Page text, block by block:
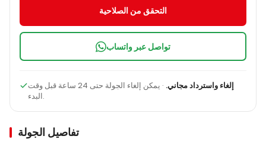
تفاصيل الجولة
التحقق من الصلاحية
تواصل عبر واتساب
إلغاء واسترداد مجاني.
· يمكن إلغاء الجولة حتى 24 ساعة قبل وقت
البدء.